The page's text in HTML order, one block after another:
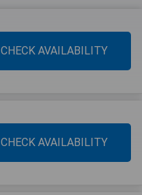
CHECK AVAILABILITY
CHECK AVAILABILITY